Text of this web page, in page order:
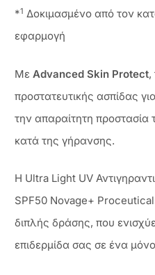
*1 Δοκιμασμένο από τον
εφαρμογή
Με Advanced Skin Protect,
προστατευτικής ασπίδας
την απαραίτητη προστασία
κατά της γήρανσης.
Η Ultra Light UV
SPF50 Novage+
διπλής δράσης, που
επιδερμίδα σας σε ένα